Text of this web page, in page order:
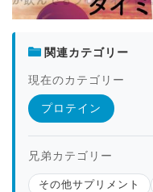
関連カテゴリー
現在のカテゴリー
プロテイン
兄弟カテゴリー
その他サプリメント